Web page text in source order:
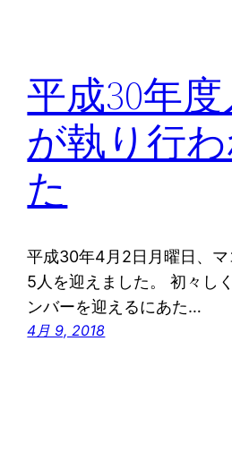
平成30年
が執り行
た
平成30年4月2日月曜日、
5人を迎えました。 初々し
ンバーを迎えるにあた…
4月 9, 2018